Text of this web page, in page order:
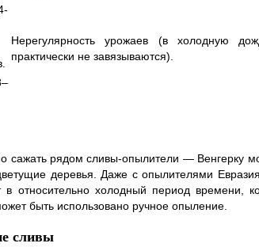
Нерегулярность урожаев (в холодную
практически не завязываются).
сажать рядом сливы-опылители — Венгерку
деревья. Даже с опылителями
в относительно холодный период времени,
быть использовано ручное опыление.
сливы